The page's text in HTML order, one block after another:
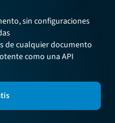
sin configuraciones
de cualquier documento
como una API